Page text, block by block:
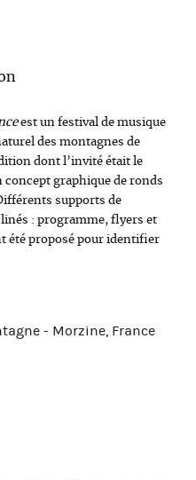
est un festival de musique
des montagnes de
dont l’invité était le
concept graphique de ronds
supports de
: programme, flyers et
été proposé pour identifier
- Morzine, France